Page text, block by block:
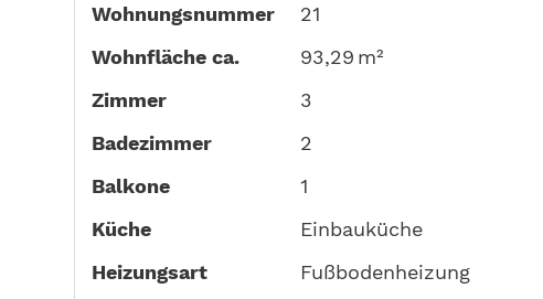
Wohnungsnummer
21
Wohnfläche ca.
93,29 m²
Zimmer
3
Badezimmer
2
Balkone
1
Küche
Einbauküche
Heizungsart
Fußbodenheizung